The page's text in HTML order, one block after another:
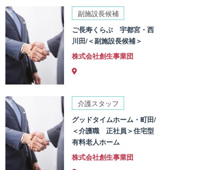
副施設長候補
ご長寿くらぶ 宇都宮・西
川田/＜副施設長候補＞
株式会社創生事業団
介護スタッフ
グッドタイムホーム・町田/
＜介護職 正社員＞住宅型
有料老人ホーム
株式会社創生事業団